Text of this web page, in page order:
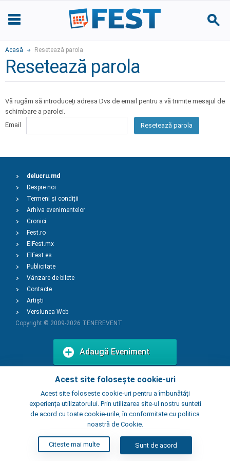
Acasă Resetează parola
Resetează parola
Vă rugăm să introduceți adresa Dvs de email pentru a vă trimite mesajul de
schimbare a parolei.
Email
Resetează parola
Acest site folosește cookie-uri
Acest site foloseste cookie-uri pentru a îmbunătăți
experiența utilizatorului. Prin utilizarea site-ul nostru sunteti
de acord cu toate cookie-urile, în conformitate cu politica
noastră de Cookie.
Citeste mai multe Sunt de acord
delucru.md
Despre noi
Termeni și condiții
Arhiva evenimentelor
Cronici
Fest.ro
ElFest.mx
ElFest.es
Publicitate
Vânzare de bilete
Contacte
Artiști
Versiunea Web
Copyright © 2009-2026 TENEREVENT
Adaugă Eveniment
Adaugă Local